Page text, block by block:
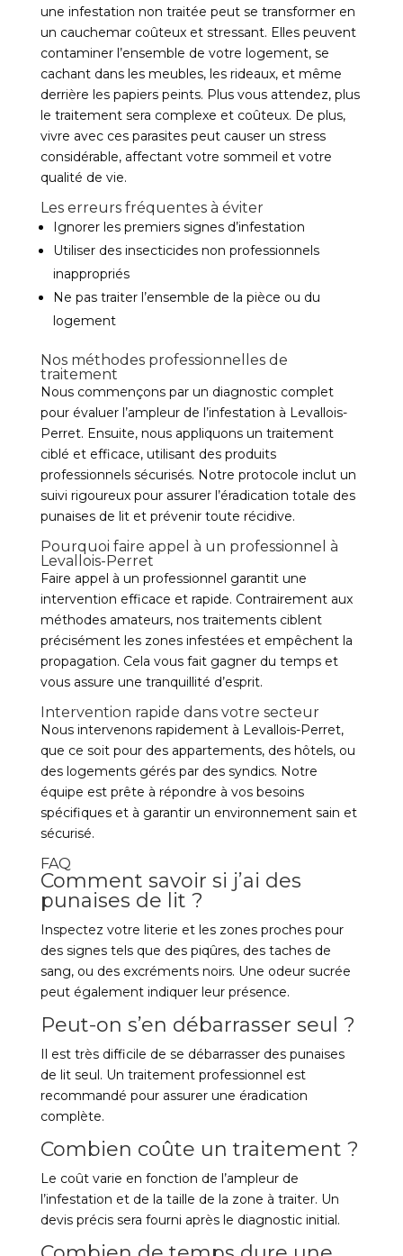
une infestation non traitée peut se transformer en
un cauchemar coûteux et stressant. Elles peuvent
contaminer l’ensemble de votre logement, se
cachant dans les meubles, les rideaux, et même
derrière les papiers peints. Plus vous attendez, plus
le traitement sera complexe et coûteux. De plus,
vivre avec ces parasites peut causer un stress
considérable, affectant votre sommeil et votre
qualité de vie.
Les erreurs fréquentes à éviter
Ignorer les premiers signes d’infestation
Utiliser des insecticides non professionnels
inappropriés
Ne pas traiter l’ensemble de la pièce ou du
logement
Nos méthodes professionnelles de
traitement
Nous commençons par un diagnostic complet
pour évaluer l’ampleur de l’infestation à Levallois-
Perret. Ensuite, nous appliquons un traitement
ciblé et efficace, utilisant des produits
professionnels sécurisés. Notre protocole inclut un
suivi rigoureux pour assurer l’éradication totale des
punaises de lit et prévenir toute récidive.
Pourquoi faire appel à un professionnel à
Levallois-Perret
Faire appel à un professionnel garantit une
intervention efficace et rapide. Contrairement aux
méthodes amateurs, nos traitements ciblent
précisément les zones infestées et empêchent la
propagation. Cela vous fait gagner du temps et
vous assure une tranquillité d’esprit.
Intervention rapide dans votre secteur
Nous intervenons rapidement à Levallois-Perret,
que ce soit pour des appartements, des hôtels, ou
des logements gérés par des syndics. Notre
équipe est prête à répondre à vos besoins
spécifiques et à garantir un environnement sain et
sécurisé.
FAQ
Comment savoir si j’ai des
punaises de lit ?
Inspectez votre literie et les zones proches pour
des signes tels que des piqûres, des taches de
sang, ou des excréments noirs. Une odeur sucrée
peut également indiquer leur présence.
Peut-on s’en débarrasser seul ?
Il est très difficile de se débarrasser des punaises
de lit seul. Un traitement professionnel est
recommandé pour assurer une éradication
complète.
Combien coûte un traitement ?
Le coût varie en fonction de l’ampleur de
l’infestation et de la taille de la zone à traiter. Un
devis précis sera fourni après le diagnostic initial.